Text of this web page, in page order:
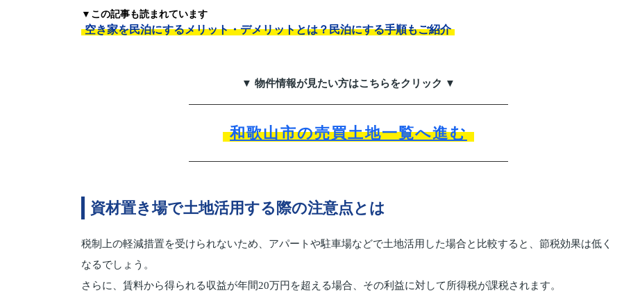
▼この記事も読まれています
空き家を民泊にするメリット・デメリットとは？民泊にする手順もご紹介
▼ 物件情報が見たい方はこちらをクリック ▼
和歌山市の売買土地一覧へ進む
資材置き場で土地活用する際の注意点とは
税制上の軽減措置を受けられないため、アパートや駐車場などで土地活用した場合と比較すると、節税効果は低く
なるでしょう。
さらに、賃料から得られる収益が年間20万円を超える場合、その利益に対して所得税が課税されます。